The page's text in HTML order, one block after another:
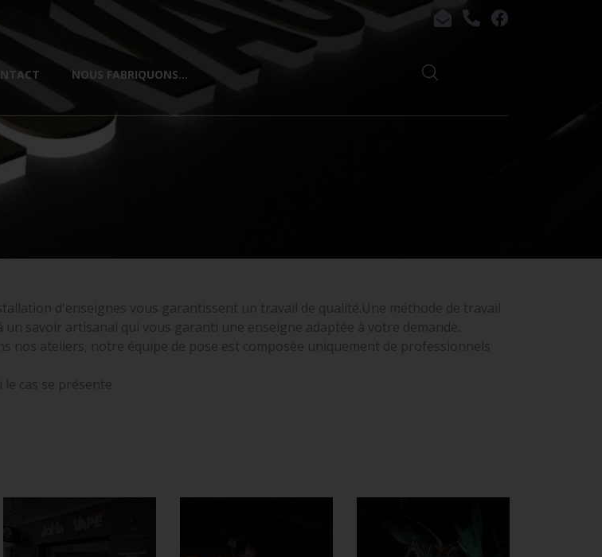
NOUS FABRIQUONS...
d'enseignes vous garantissent un travail de qualité.Une méthode de travail
savoir artisanal qui vous garanti une enseigne adaptée à votre demande.
nos ateliers, notre équipe de pose est composée uniquement de professionnels
cas se présente.